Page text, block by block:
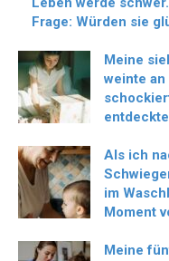
Frage: Würden sie
Meine
weinte
Als ich
im
Moment
Meine